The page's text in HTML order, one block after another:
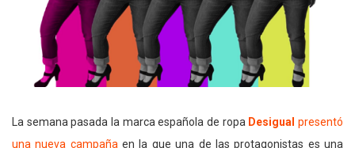
La semana pasada la marca española de ropa Desigual presentó
una nueva campañaen la que una de las protagonistas es una